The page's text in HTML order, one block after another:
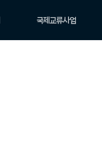
국제교류사업